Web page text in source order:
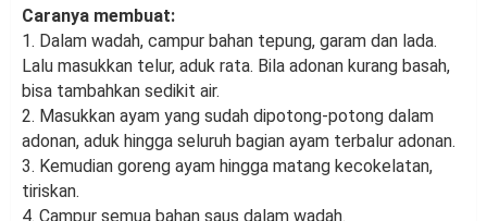
Caranya membuat:
1. Dalam wadah, campur bahan tepung, garam dan lada.
Lalu masukkan telur, aduk rata. Bila adonan kurang basah,
bisa tambahkan sedikit air.
2. Masukkan ayam yang sudah dipotong-potong dalam
adonan, aduk hingga seluruh bagian ayam terbalur adonan.
3. Kemudian goreng ayam hingga matang kecokelatan,
tiriskan.
4. Campur semua bahan saus dalam wadah.